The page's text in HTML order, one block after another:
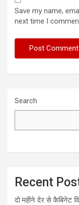
Save my name,
next time I
Search
Recent
दो महीने देर से कैबिनेट